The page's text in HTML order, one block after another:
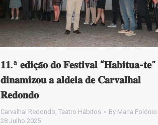
𝟏𝟏.ª 𝐞𝐝𝐢𝐜̧𝐚̃𝐨 𝐝𝐨 𝐅𝐞𝐬𝐭𝐢𝐯𝐚𝐥 “𝐇𝐚𝐛𝐢𝐭𝐮𝐚-𝐭𝐞”
𝐝𝐢𝐧𝐚𝐦𝐢𝐳𝐨𝐮 𝐚 𝐚𝐥𝐝𝐞𝐢𝐚 𝐝𝐞 𝐂𝐚𝐫𝐯𝐚𝐥𝐡𝐚𝐥
𝐑𝐞𝐝𝐨𝐧𝐝𝐨
Carvalhal Redondo Teatro Hábitos By Maria Polónio
28 Julho 2025